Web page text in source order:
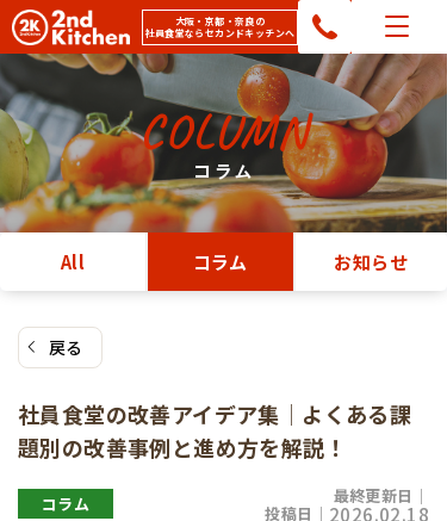
コ
ン
テ
ン
ツ
へ
ス
キ
大阪・京都・奈良の
社員食堂ならセカンドキッチンへ
COLUMN
コラム
All コラム お知らせ
戻る
社員食堂の改善アイデア集│よくある課
題別の改善事例と進め方を解説！
コラム 投稿日｜ 2026.02.18
最終更新日｜